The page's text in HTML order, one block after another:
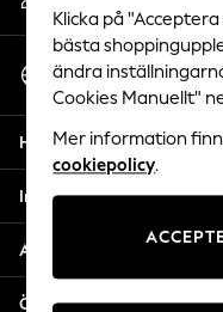
50 - 92cm
98 - 110cm
116 - 134cm
140 - 174cm
Trending: Top
Trending: Clogs
All Clothing
Coats &
Sweatshirts &
Logga in på ditt konto
Välj Språk
Svenska
Hjälp
Integritet & Juridik
Avdelningar
Övriga tjänster
Klicka på
bästa
ändra
Cookies Manuellt"
Mer information
cookiepolicy.